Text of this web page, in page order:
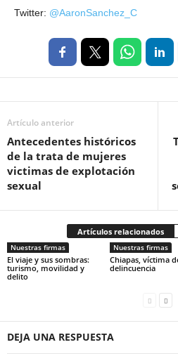
Twitter: @AaronSanchez_C
Artículo anterior
Antecedentes históricos
de la trata de mujeres
victimas de explotación
sexual
Artículos relacionados
Nuestras firmas
El viaje y sus sombras:
turismo, movilidad y
delito
Nuestras firmas
Chiapas, víctima
delincuencia
DEJA UNA RESPUESTA